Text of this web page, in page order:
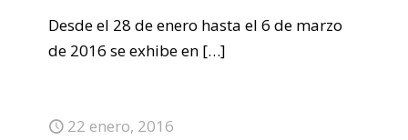
Desde el 28 de enero hasta el 6 de marzo
de 2016 se exhibe en […]
22 enero, 2016